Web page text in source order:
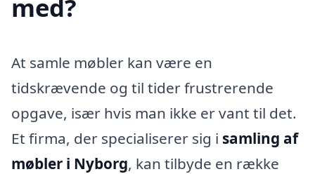
med?
At samle møbler kan være en
tidskrævende og til tider frustrerende
opgave, især hvis man ikke er vant til det.
Et firma, der specialiserer sig i samling af
møbler i Nyborg, kan tilbyde en række